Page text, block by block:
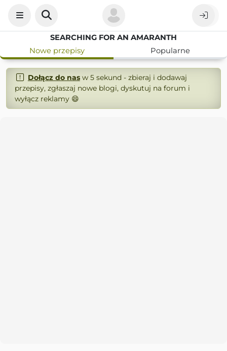
SEARCHING FOR AN AMARANTH
Nowe przepisy
Popularne
Dołącz do nasw 5 sekund - zbieraj i dodawaj
przepisy, zgłaszaj nowe blogi, dyskutuj na forum i
wyłącz reklamy 😄